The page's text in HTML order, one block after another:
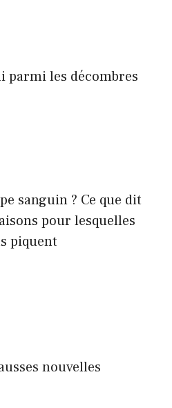
parmi les décombres
sanguin ? Ce que dit
pour lesquelles
piquent
nouvelles